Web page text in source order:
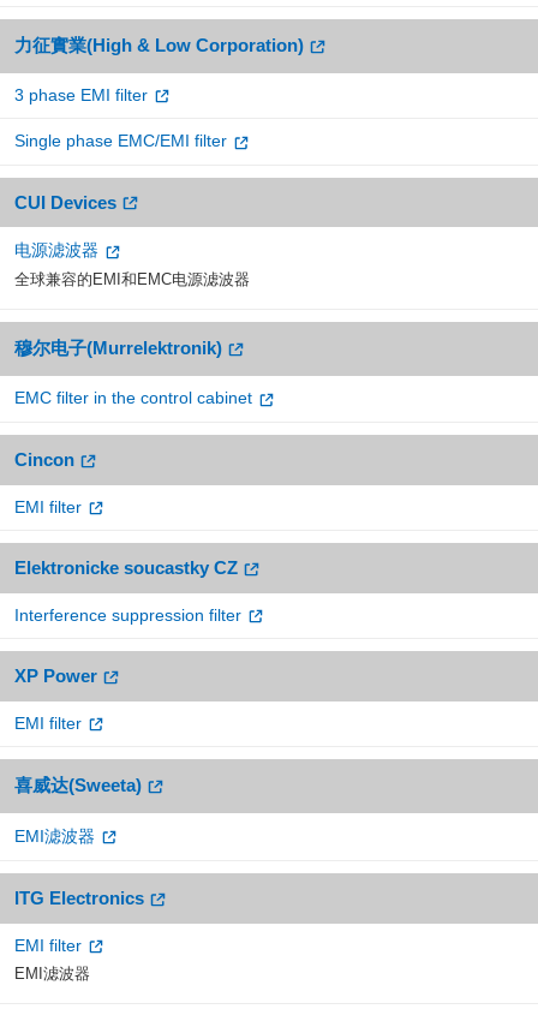
力征實業(High & Low Corporation)
3 phase EMI filter
Single phase EMC/EMI filter
CUI Devices
电源滤波器
全球兼容的EMI和EMC电源滤波器
穆尔电子(Murrelektronik)
EMC filter in the control cabinet
Cincon
EMI filter
Elektronicke soucastky CZ
Interference suppression filter
XP Power
EMI filter
喜威达(Sweeta)
EMI滤波器
ITG Electronics
EMI filter
EMI滤波器